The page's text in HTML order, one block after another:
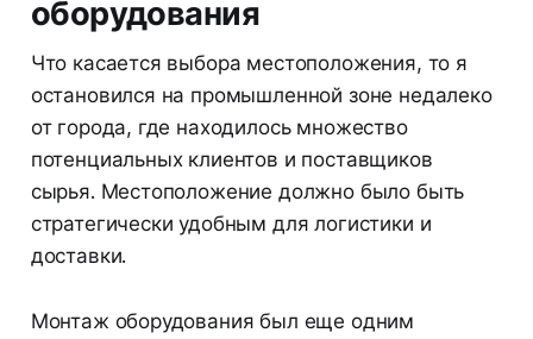
оборудования
Что касается выбора местоположения, то я
остановился на промышленной зоне недалеко
от города, где находилось множество
потенциальных клиентов и поставщиков
сырья. Местоположение должно было быть
стратегически удобным для логистики и
доставки.
Монтаж оборудования был еще одним